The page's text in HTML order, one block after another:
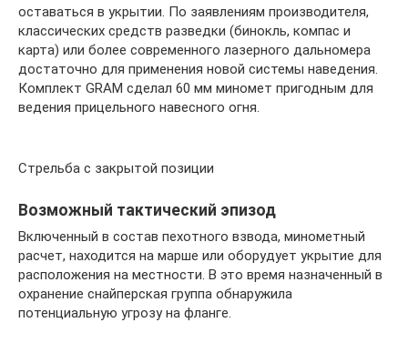
оставаться в укрытии. По заявлениям производителя,
классических средств разведки (бинокль, компас и
карта) или более современного лазерного дальномера
достаточно для применения новой системы наведения.
Комплект GRAM сделал 60 мм миномет пригодным для
ведения прицельного навесного огня.
Стрельба с закрытой позиции
Возможный тактический эпизод
Включенный в состав пехотного взвода, минометный
расчет, находится на марше или оборудует укрытие для
расположения на местности. В это время назначенный в
охранение снайперская группа обнаружила
потенциальную угрозу на фланге.